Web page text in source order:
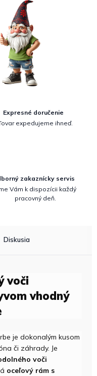
Expresné doručenie
expedujeme ihneď.
zakaznícky servis
Vám k dispozícii každý
pracovný deň.
Diskusia
voči
vhodný
je dokonalým kusom
či záhrady. Je
voči
oceľový rám s